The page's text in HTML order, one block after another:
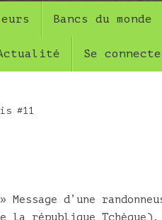
Bancs du monde
Se
#11
Message d’une
la république Tchèque).